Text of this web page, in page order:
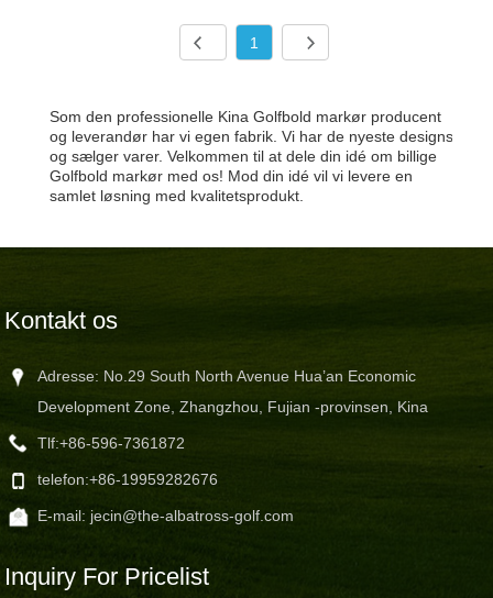
1
Som den professionelle Kina Golfbold markør producent
og leverandør har vi egen fabrik. Vi har de nyeste designs
og sælger varer. Velkommen til at dele din idé om billige
Golfbold markør med os! Mod din idé vil vi levere en
samlet løsning med kvalitetsprodukt.
Kontakt os
Adresse: No.29 South North Avenue Hua’an Economic
Development Zone, Zhangzhou, Fujian -provinsen, Kina
Tlf:+86-596-7361872
telefon:+86-19959282676
E-mail: jecin@the-albatross-golf.com
Inquiry For Pricelist